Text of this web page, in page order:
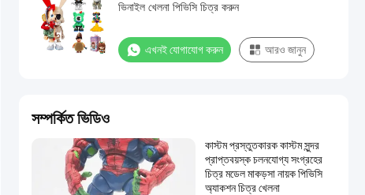
ভিনাইল খেলনা পিভিসি চিত্র করুন
এখনই যোগাযোগ করুন আরও জানুন
সম্পর্কিত ভিডিও
কাস্টম প্রস্তুতকারক কাস্টম সুন্দর
প্রাপ্তবয়স্ক চলনযোগ্য সংগ্রহের
চিত্র মডেল মাকড়সা নায়ক পিভিসি
অ্যাকশন চিত্র খেলনা